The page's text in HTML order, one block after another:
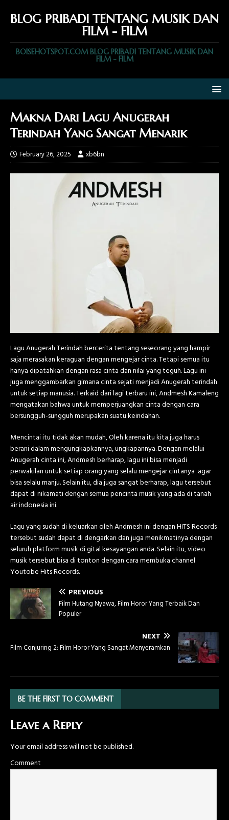
BLOG PRIBADI TENTANG MUSIK DAN
FILM - FILM
BOISEHOTSPOT.COM BLOG PRIBADI TENTANG MUSIK DAN
FILM - FILM
Makna Dari Lagu Anugerah
Terindah Yang Sangat Menarik
February 26, 2025 xb6bn
Lagu Anugerah Terindah bercerita tentang seseorang yang hampir
saja merasakan keraguan dengan mengejar cinta. Tetapi semua itu
hanya dipatahkan dengan rasa cinta dan nilai yang teguh. Lagu ini
juga menggambarkan gimana cinta sejati menjadi Anugerah terindah
untuk setiap manusia. Terkaid dari lagi terbaru ini, Andmesh Kamaleng
mengatakan bahwa untuk memperjuangkan cinta dengan cara
bersungguh-sungguh merupakan suatu keindahan.
Mencintai itu tidak akan mudah, Oleh karena itu kita juga harus
berani dalam mengungkapkannya, ungkapannya. Dengan melalui
Anugerah cinta ini, Andmesh berharap, lagu ini bisa menjadi
perwakilan untuk setiap orang yang selalu mengejar cintanya agar
bisa selalu manju. Selain itu, dia juga sangat berharap, lagu tersebut
dapat di nikamati dengan semua pencinta musik yang ada di tanah
air indonesia ini.
Lagu yang sudah di keluarkan oleh Andmesh ini dengan HITS Records
tersebut sudah dapat di dengarkan dan juga menikmatinya dengan
seluruh platform musik di gital kesayangan anda. Selain itu, video
musik tersebut bisa di tonton dengan cara membuka channel
Youtobe Hits Records.
PREVIOUS
Film Hutang Nyawa, Film Horor Yang Terbaik Dan
Populer
NEXT
Film Conjuring 2: Film Horor Yang Sangat Menyeramkan
BE THE FIRST TO COMMENT
Leave a Reply
Your email address will not be published.
Comment